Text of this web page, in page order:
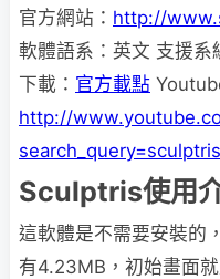
官方網站： http://
軟體語系：英文 支援
下載： 官方載點
http://
search_query=sculptris
Sculptris使用
這軟體是不需要安裝的
有4.23MB，初始畫面